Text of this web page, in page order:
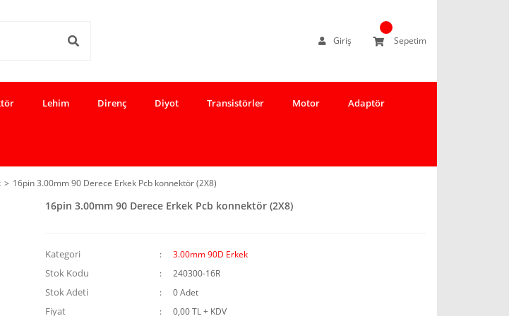
Giriş Sepetim
Lehim Direnç Diyot Transistörler Motor Adaptör
16pin 3.00mm 90 Derece Erkek Pcb konnektör (2X8)
16pin 3.00mm 90 Derece Erkek Pcb konnektör (2X8)
Kategori 3.00mm 90D Erkek
Stok Kodu 240300-16R
Stok Adeti 0 Adet
Fiyat 0,00 TL + KDV